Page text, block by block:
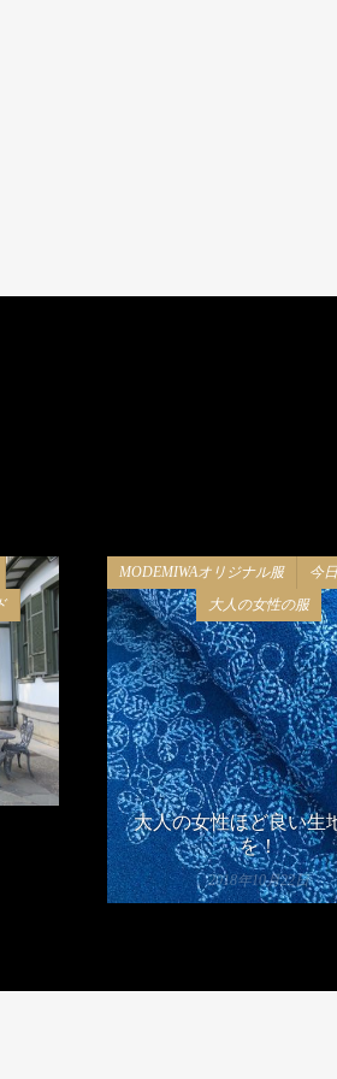
MODEMIWAオリジナル服
今
大人の女性の服
大人の女性ほど良い生
を！
2018年10月22日